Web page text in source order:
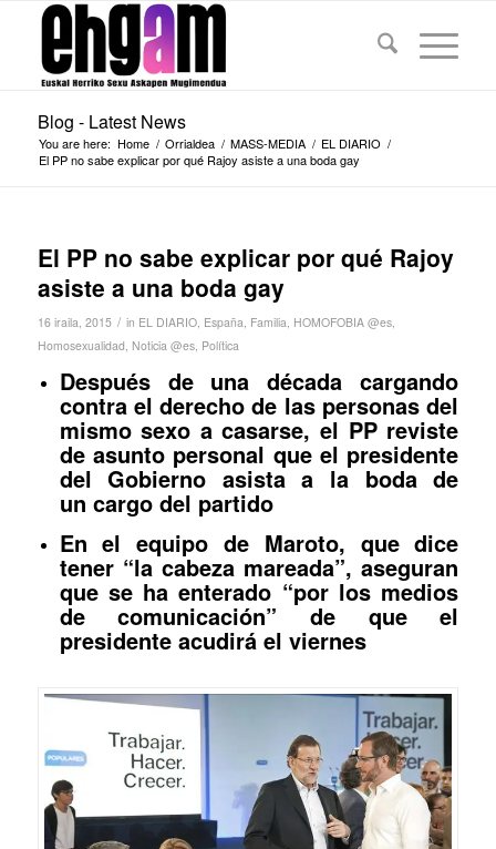
Blog - Latest News
You are here: Home / Orrialdea / MASS-MEDIA / EL DIARIO /
El PP no sabe explicar por qué Rajoy asiste a una boda gay
El PP no sabe explicar por qué Rajoy
asiste a una boda gay
16 iraila, 2015 / in EL DIARIO, España, Familia, HOMOFOBIA @es,
Homosexualidad, Noticia @es, Política
Después de una década cargando
contra el derecho de las personas del
mismo sexo a casarse, el PP reviste
de asunto personal que el presidente
del Gobierno asista a la boda de
un cargo del partido
En el equipo de Maroto, que dice
tener “la cabeza mareada”, aseguran
que se ha enterado “por los medios
de comunicación” de que el
presidente acudirá el viernes